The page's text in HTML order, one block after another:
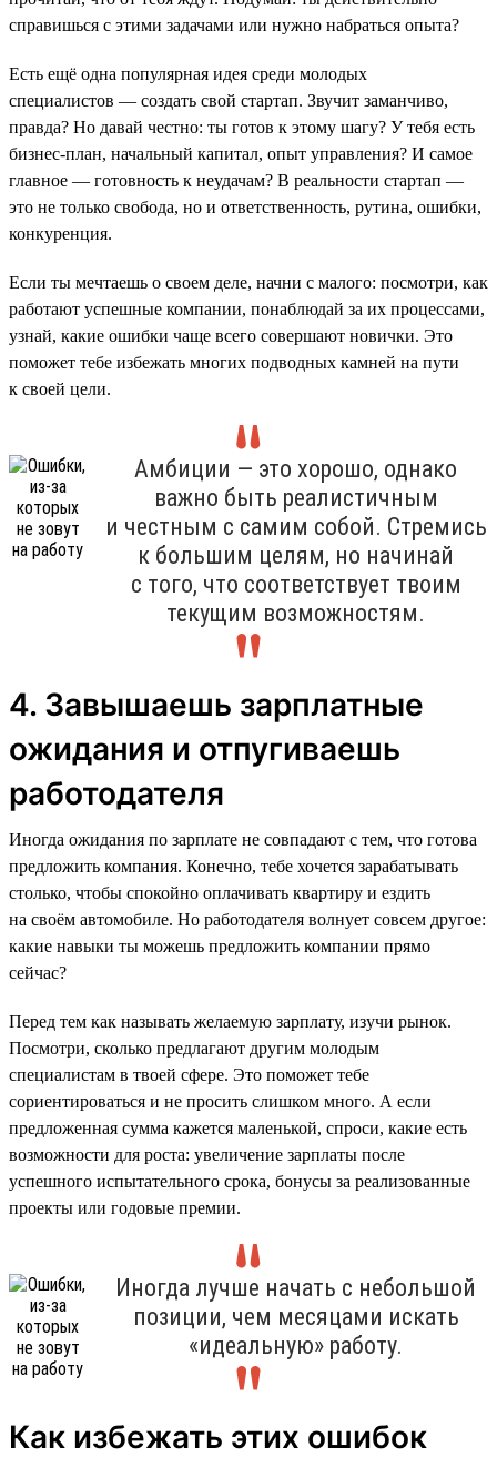
справишься с этими задачами или нужно набраться опыта?
Есть ещё одна популярная идея среди молодых
специалистов — создать свой стартап. Звучит заманчиво,
правда? Но давай честно: ты готов к этому шагу? У тебя есть
бизнес-план, начальный капитал, опыт управления? И самое
главное — готовность к неудачам? В реальности стартап —
это не только свобода, но и ответственность, рутина, ошибки,
конкуренция.
Если ты мечтаешь о своем деле, начни с малого: посмотри, как
работают успешные компании, понаблюдай за их процессами,
узнай, какие ошибки чаще всего совершают новички. Это
поможет тебе избежать многих подводных камней на пути
к своей цели.
Амбиции — это хорошо, однако
важно быть реалистичным
и честным с самим собой. Стремись
к большим целям, но начинай
с того, что соответствует твоим
текущим возможностям.
4. Завышаешь зарплатные
ожидания и отпугиваешь
работодателя
Иногда ожидания по зарплате не совпадают с тем, что готова
предложить компания. Конечно, тебе хочется зарабатывать
столько, чтобы спокойно оплачивать квартиру и ездить
на своём автомобиле. Но работодателя волнует совсем другое:
какие навыки ты можешь предложить компании прямо
сейчас?
Перед тем как называть желаемую зарплату, изучи рынок.
Посмотри, сколько предлагают другим молодым
специалистам в твоей сфере. Это поможет тебе
сориентироваться и не просить слишком много. А если
предложенная сумма кажется маленькой, спроси, какие есть
возможности для роста: увеличение зарплаты после
успешного испытательного срока, бонусы за реализованные
проекты или годовые премии.
Иногда лучше начать с небольшой
позиции, чем месяцами искать
«идеальную» работу.
Как избежать этих ошибок